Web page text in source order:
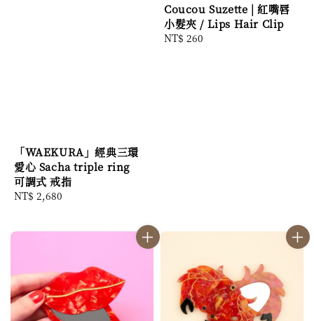
「WAEKURA」經典三環
愛心 Sacha triple ring
可調式 戒指
Regular
NT$ 2,680
Coucou Suzette | 紅嘴唇
小髮夾 / Lips Hair Clip
Regular
NT$ 260